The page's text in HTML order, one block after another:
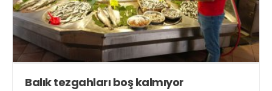
Balık tezgahları boş kalmıyor